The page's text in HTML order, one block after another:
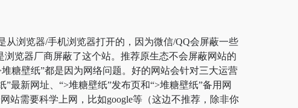
从浏览器/手机浏览器打开的，因为微信/QQ会屏蔽一些
览器厂商屏蔽了这个站。推荐原生态不会屏蔽网站的
糖壁纸”都是因为网络问题。好的网站会针对三大运营
最新网址、“>堆糖壁纸”发布页和“>堆糖壁纸”备用网
站需要科学上网，比如google等（这边不推荐，除非你